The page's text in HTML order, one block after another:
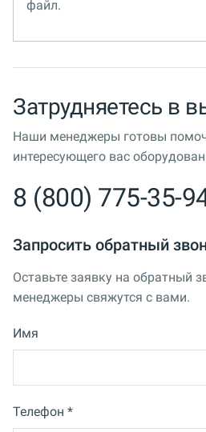
файл.
Затрудняетесь в
Наши менеджеры готовы
интересующего вас
8 (800) 775-35-
Запросить обратный
Оставьте заявку на обратный
менеджеры свяжутся с вами.
Имя
Телефон *